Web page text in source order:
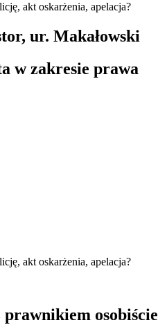
akt oskarżenia, apelacja?
ur. Makałowski
w zakresie prawa
akt oskarżenia, apelacja?
osobiście